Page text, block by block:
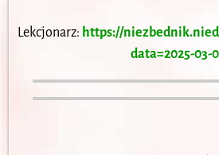
Lekcjonarz: https://
data=2025-03-